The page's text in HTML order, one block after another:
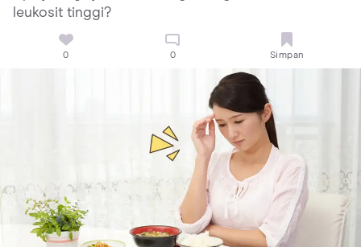
leukosit tinggi?
0 0 Simpan